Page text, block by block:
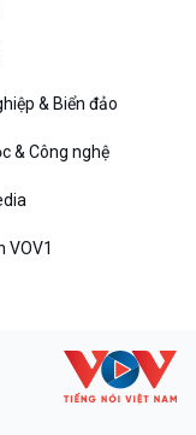
& Biển đảo
& Công nghệ
VOV1